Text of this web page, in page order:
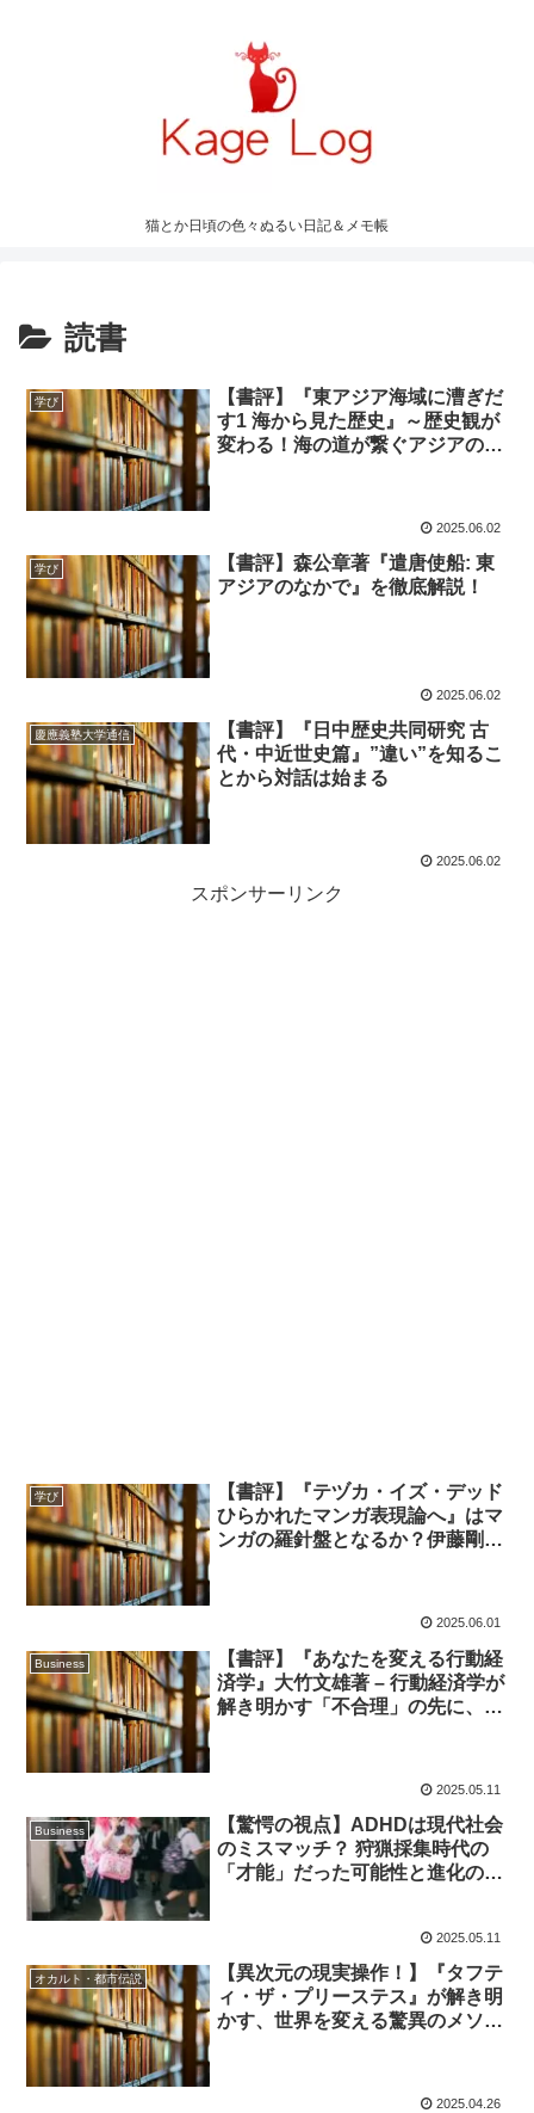
猫とか日頃の色々ぬるい日記＆メモ帳
読書
学び
【書評】『東アジア海域に漕ぎだ
す1 海から見た歴史』～歴史観が
変わる！海の道が繋ぐアジアの真
2025.06.02
学び
【書評】森公章著『遣唐使船: 東
アジアのなかで』を徹底解説！
2025.06.02
慶應義塾大学通信
【書評】『日中歴史共同研究 古
代・中近世史篇』”違い”を知るこ
とから対話は始まる
2025.06.02
スポンサーリンク
学び
【書評】『テヅカ・イズ・デッド
ひらかれたマンガ表現論へ』はマ
ンガの羅針盤となるか？伊藤剛が
2025.06.01
Business
【書評】『あなたを変える行動経
済学』大竹文雄著 – 行動経済学が
解き明かす「不合理」の先に、よ
2025.05.11
Business
【驚愕の視点】ADHDは現代社会
のミスマッチ？ 狩猟採集時代の
「才能」だった可能性と進化の謎
2025.05.11
オカルト・都市伝説
【異次元の現実操作！】『タフテ
ィ・ザ・プリーステス』が解き明
かす、世界を変える驚異のメソッ
2025.04.26